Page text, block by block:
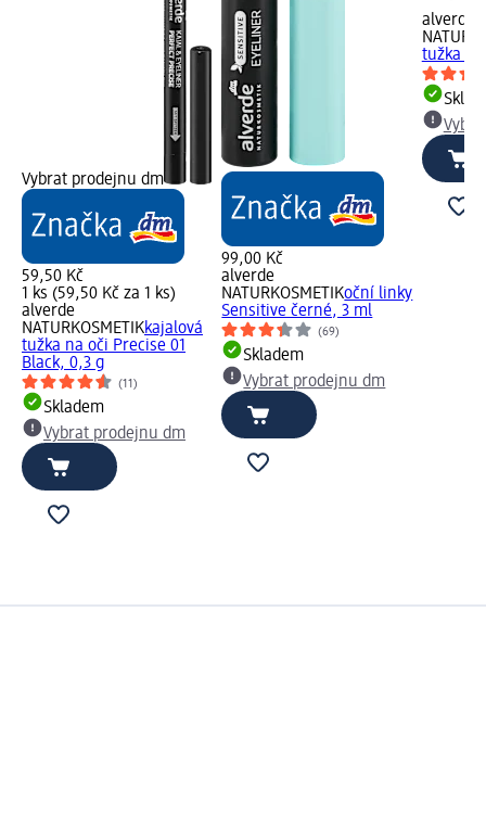
Vybrat prodejnu dm
59,50 Kč
1 ks (59,50 Kč za 1 ks)
alverde
NATURKOSMETIKkajalová
tužka na oči Precise 01
Black, 0,3 g
(11)
Skladem
Vybrat prodejnu dm
99,00 Kč
alverde
NATURKOSMETIKoční linky
Sensitive černé, 3 ml
(69)
Skladem
Vybrat prodejnu dm
alverde
tužka na